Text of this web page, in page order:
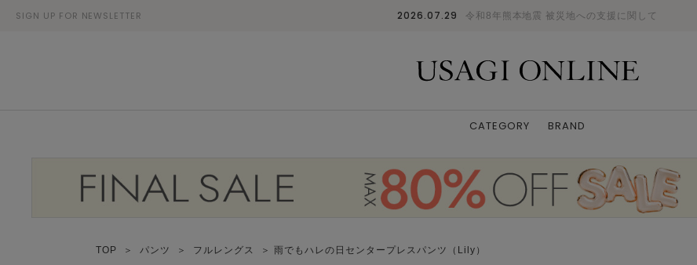
SIGN UP FOR NEWSLETTER 2026.07.29 令和8年熊本地震 被災地への支援に関して
CATEGORY BRAND
TOP ＞ パンツ ＞ フルレングス ＞ 雨でもハレの日センタープレスパンツ（Lily）